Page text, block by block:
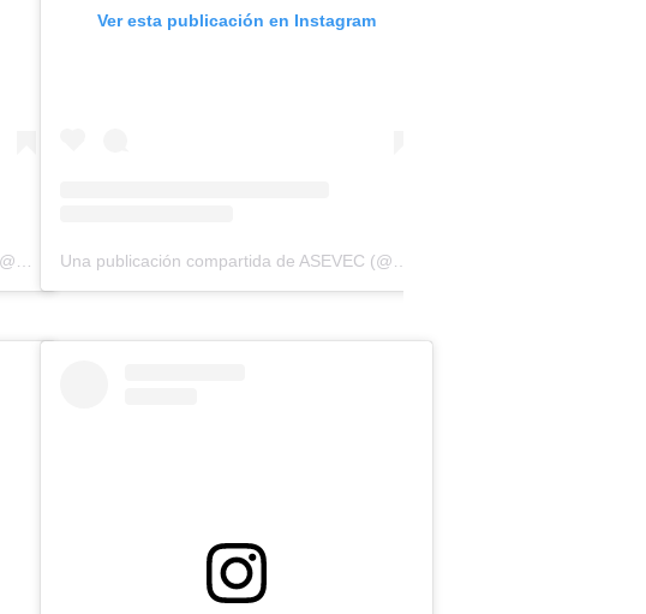
Una publicación compartida de ASEVEC (@asevecinfo)
Ver esta publicación en Instagram
Una publicación compartida de ASEVEC (@asevecinfo)